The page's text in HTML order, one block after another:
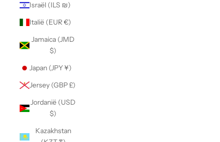
Israël (ILS ₪)
Italië (EUR €)
Jamaica (JMD
$)
Japan (JPY ¥)
Jersey (GBP £)
Jordanië (USD
$)
Kazakhstan